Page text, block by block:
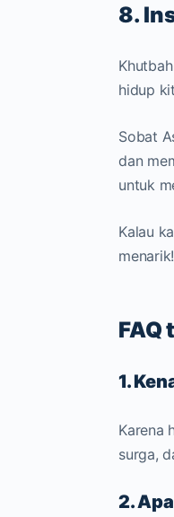
8.
hidup
Sobat
dan
untuk
Kalau
FAQ
1.
Karena
surga,
2.